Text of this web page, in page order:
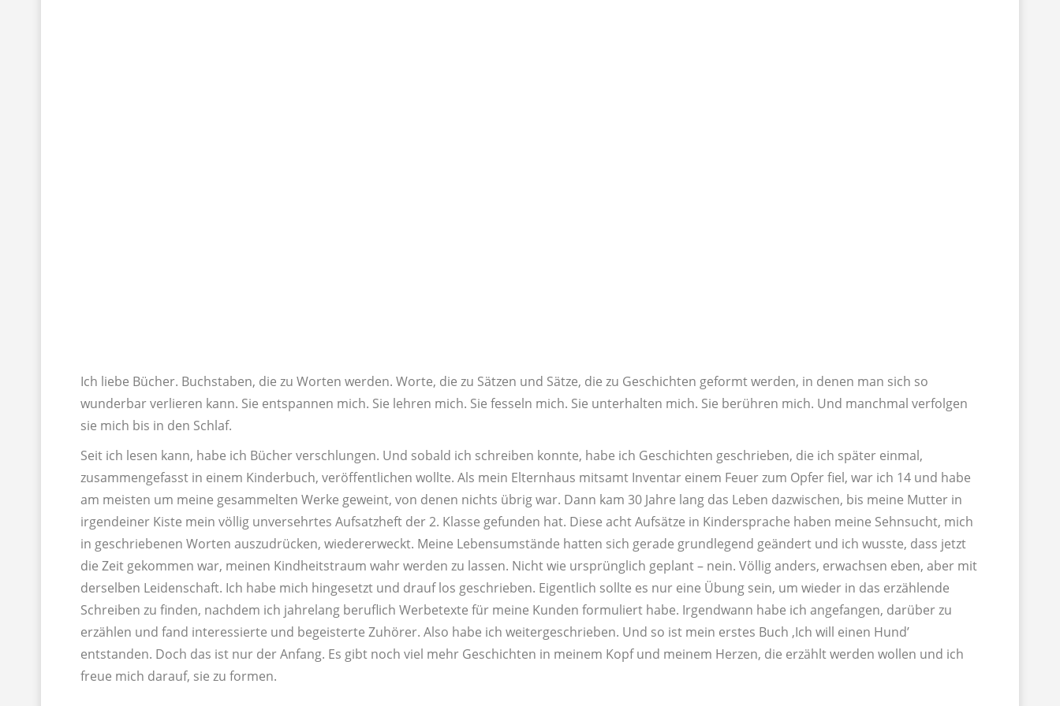
Ich liebe Bücher. Buchstaben, die zu Worten werden. Worte, die zu Sätzen und Sätze, die zu Geschichten geformt werden, in denen man sich so
wunderbar verlieren kann. Sie entspannen mich. Sie lehren mich. Sie fesseln mich. Sie unterhalten mich. Sie berühren mich. Und manchmal verfolgen
sie mich bis in den Schlaf.
Seit ich lesen kann, habe ich Bücher verschlungen. Und sobald ich schreiben konnte, habe ich Geschichten geschrieben, die ich später einmal,
zusammengefasst in einem Kinderbuch, veröffentlichen wollte. Als mein Elternhaus mitsamt Inventar einem Feuer zum Opfer fiel, war ich 14 und habe
am meisten um meine gesammelten Werke geweint, von denen nichts übrig war. Dann kam 30 Jahre lang das Leben dazwischen, bis meine Mutter in
irgendeiner Kiste mein völlig unversehrtes Aufsatzheft der 2. Klasse gefunden hat. Diese acht Aufsätze in Kindersprache haben meine Sehnsucht, mich
in geschriebenen Worten auszudrücken, wiedererweckt. Meine Lebensumstände hatten sich gerade grundlegend geändert und ich wusste, dass jetzt
die Zeit gekommen war, meinen Kindheitstraum wahr werden zu lassen. Nicht wie ursprünglich geplant – nein. Völlig anders, erwachsen eben, aber mit
derselben Leidenschaft. Ich habe mich hingesetzt und drauf los geschrieben. Eigentlich sollte es nur eine Übung sein, um wieder in das erzählende
Schreiben zu finden, nachdem ich jahrelang beruflich Werbetexte für meine Kunden formuliert habe. Irgendwann habe ich angefangen, darüber zu
erzählen und fand interessierte und begeisterte Zuhörer. Also habe ich weitergeschrieben. Und so ist mein erstes Buch ‚Ich will einen Hund’
entstanden. Doch das ist nur der Anfang. Es gibt noch viel mehr Geschichten in meinem Kopf und meinem Herzen, die erzählt werden wollen und ich
freue mich darauf, sie zu formen.